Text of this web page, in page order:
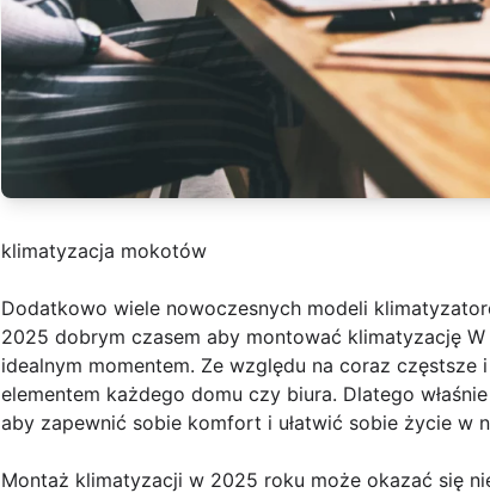
klimatyzacja mokotów
Dodatkowo wiele nowoczesnych modeli
2025 dobrym czasem aby montować klimatyzację
idealnym momentem. Ze względu na coraz częstsze
elementem każdego domu czy biura. Dlatego
aby zapewnić sobie komfort i ułatwić sobie życie w
Montaż klimatyzacji w 2025 roku może okazać się